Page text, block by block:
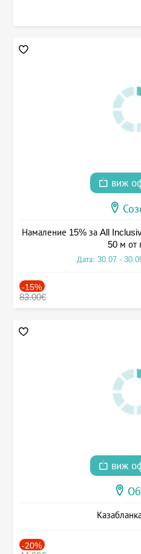
виж
Намаление 15% за All
50 м от
Дата: 30.07 -
-15%
83.00€
виж
-20%